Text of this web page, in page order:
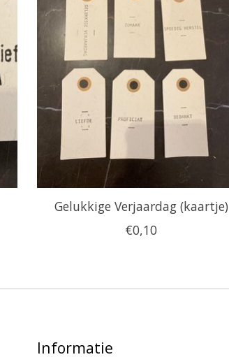
Gelukkige Verjaardag (kaartje)
€0,10
Informatie